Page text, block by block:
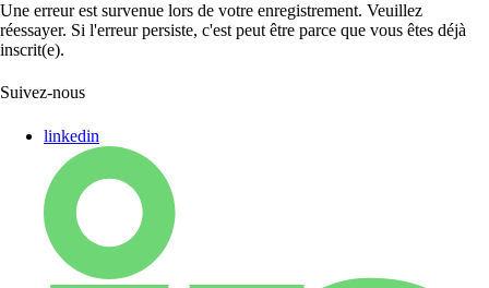
Une erreur est survenue lors de votre enregistrement. Veuillez
réessayer. Si l'erreur persiste, c'est peut être parce que vous êtes déjà
inscrit(e).
Suivez-nous
linkedin